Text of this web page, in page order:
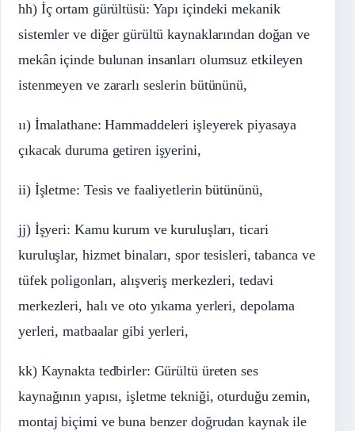
hh) İç ortam gürültüsü: Yapı içindeki mekanik
sistemler ve diğer gürültü kaynaklarından doğan ve
mekân içinde bulunan insanları olumsuz etkileyen
istenmeyen ve zararlı seslerin bütününü,
ıı) İmalathane: Hammaddeleri işleyerek piyasaya
çıkacak duruma getiren işyerini,
ii) İşletme: Tesis ve faaliyetlerin bütününü,
jj) İşyeri: Kamu kurum ve kuruluşları, ticari
kuruluşlar, hizmet binaları, spor tesisleri, tabanca ve
tüfek poligonları, alışveriş merkezleri, tedavi
merkezleri, halı ve oto yıkama yerleri, depolama
yerleri, matbaalar gibi yerleri,
kk) Kaynakta tedbirler: Gürültü üreten ses
kaynağının yapısı, işletme tekniği, oturduğu zemin,
montaj biçimi ve buna benzer doğrudan kaynak ile